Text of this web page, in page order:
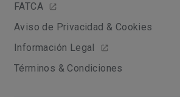
FATCA
Aviso de Privacidad & Cookies
Información Legal
Términos & Condiciones